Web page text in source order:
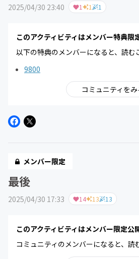
2025/04/30 23:40 1 1 1
このアクティビティはメンバー特典限
以下の特典のメンバーになると、読む
9800
コミュニティをみ
メンバー限定
最後
2025/04/30 17:33 14 13 13
このアクティビティはメンバー限定公
コミュニティのメンバーになると、読